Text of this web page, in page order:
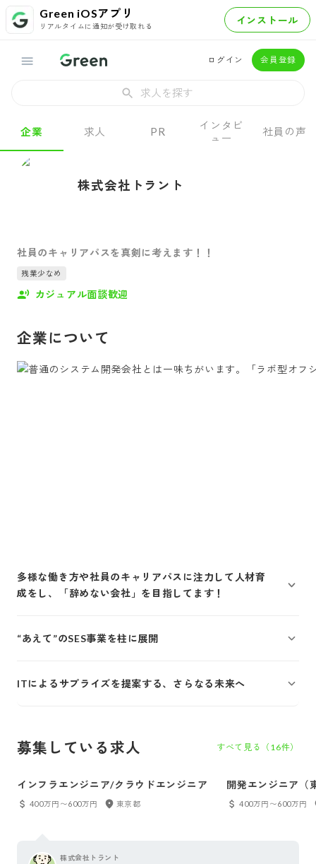
Green iOSアプリ
リアルタイムに通知が受け取れる インストール
ログイン 会員登録
求人を探す
企業 求人 PR
インタビ
ュー
社員の声
株式会社トラント
社員のキャリアパスを真剣に考えます！！
残業少なめ
カジュアル面談歓迎
企業について
多様な働き方や社員のキャリアパスに注力して人材育
成をし、「辞めない会社」を目指してます！
“あえて”のSES事業を柱に展開
ITによるサプライズを提案する、さらなる未来へ
募集している求人 すべて見る（ 16件）
インフラエンジニア/クラウドエンジニア
400万円〜600万円 東京都
開発エンジニア（
400万円〜600万円
株式会社トラント